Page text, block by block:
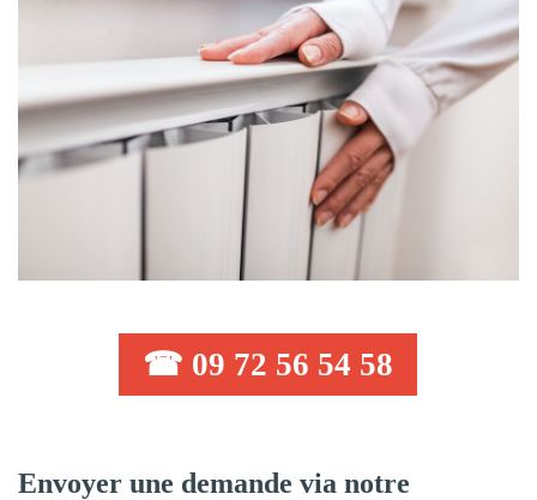
☎ 09 72 56 54 58
Envoyer une demande via notre